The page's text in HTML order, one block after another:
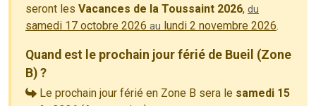
seront les Vacances de la Toussaint 2026, du
samedi 17 octobre 2026 au lundi 2 novembre 2026.
Quand est le prochain jour férié de Bueil (Zone
B) ?
Le prochain jour férié en Zone B sera le samedi 15